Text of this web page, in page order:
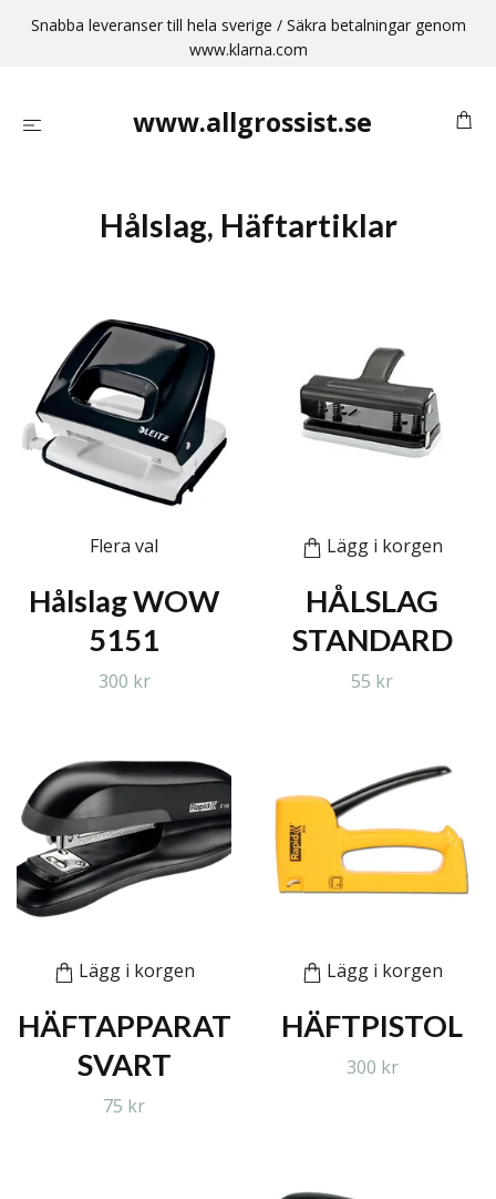
Snabba leveranser till hela sverige / Säkra betalningar genom
www.klarna.com
www.allgrossist.se
Hålslag, Häftartiklar
Flera val
Hålslag WOW
5151
300 kr
Lägg i korgen
HÅLSLAG
STANDARD
55 kr
Lägg i korgen
HÄFTAPPARAT
SVART
75 kr
Lägg i korgen
HÄFTPISTOL
300 kr